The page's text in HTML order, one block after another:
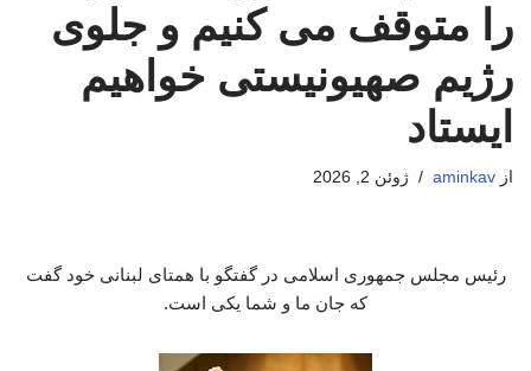
را متوقف می کنیم و جلوی
رژیم صهیونیستی خواهیم
ایستاد
از aminkav ژوئن 2, 2026
رئیس مجلس جمهوری اسلامی در گفتگو با همتای لبنانی خود گفت
که جان ما و شما یکی است.